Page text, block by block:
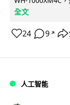
全文
24 9 ↗
人工智能